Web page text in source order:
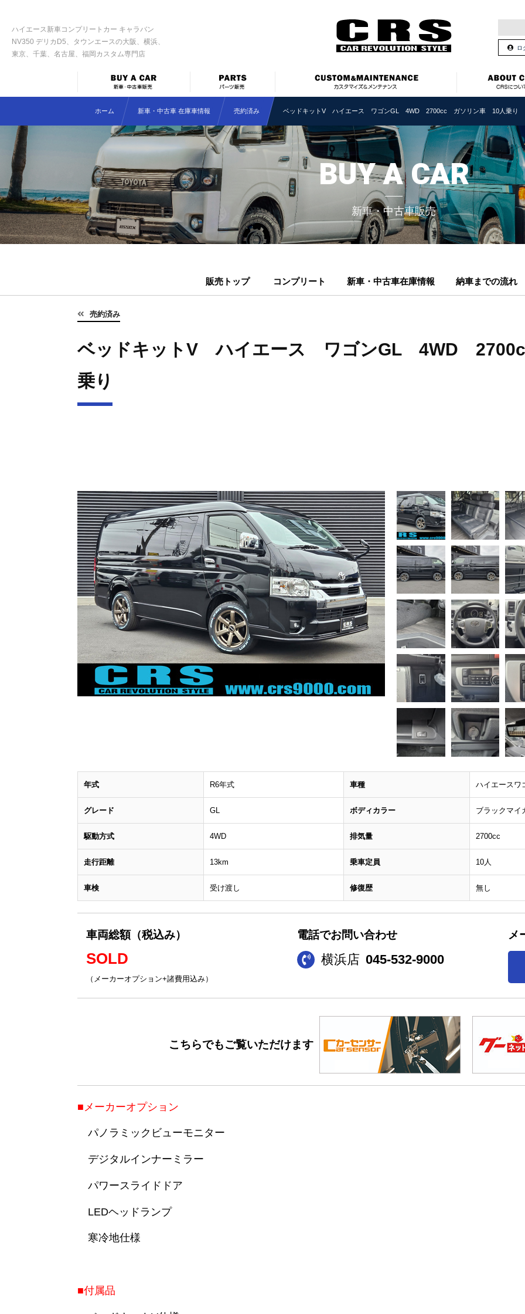
ハイエース新車コンプリートカー キャラバン
NV350 デリカD5、タウンエースの大阪、横浜、
東京、千葉、名古屋、福岡カスタム専門店
ロ
ホーム 新車・中古車 在庫車情報 売約済み ベッドキットV ハイエース ワゴンGL 4WD 2700cc ガソリン車 10人乗り
BUY A CAR
新車・中古車販売
販売トップ コンプリート 新車・中古車在庫情報 納車までの流れ
売約済み
ベッドキットV ハイエース ワゴンGL 4WD
乗り
年式 R6年式 車種 ハイエースワ
グレード GL ボディカラー ブラックマイ
駆動方式 4WD 排気量 2700cc
走行距離 13km 乗車定員 10人
車検 受け渡し 修復歴 無し
車両総額（税込み）
SOLD
（メーカーオプション+諸費用込み）
電話でお問い合わせ
横浜店 045-532-9000
メ
こちらでもご覧いただけます
■メーカーオプション
パノラミックビューモニター
デジタルインナーミラー
パワースライドドア
LEDヘッドランプ
寒冷地仕様
■付属品